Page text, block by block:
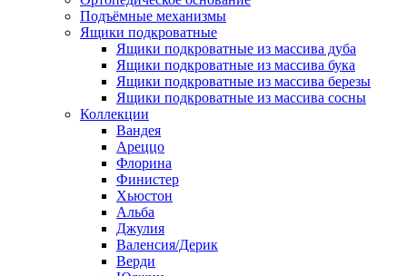
Подъёмные механизмы
Ящики подкроватные
Ящики подкроватные из массива дуба
Ящики подкроватные из массива бука
Ящики подкроватные из массива березы
Ящики подкроватные из массива сосны
Коллекции
Вандея
Ареццо
Флорина
Финистер
Хьюстон
Альба
Джулия
Валенсия/Дерик
Верди